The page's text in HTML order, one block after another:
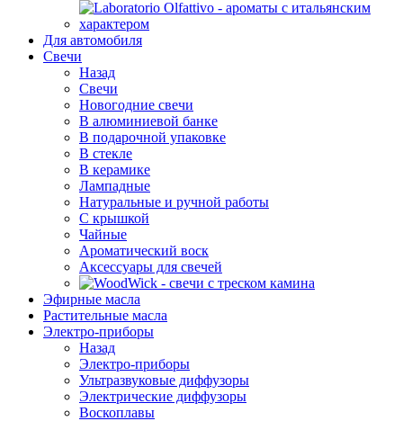
Для автомобиля
Свечи
Назад
Свечи
Новогодние свечи
В алюминиевой банке
В подарочной упаковке
В стекле
В керамике
Лампадные
Натуральные и ручной работы
С крышкой
Чайные
Ароматический воск
Аксессуары для свечей
Эфирные масла
Растительные масла
Электро-приборы
Назад
Электро-приборы
Ультразвуковые диффузоры
Электрические диффузоры
Воскоплавы